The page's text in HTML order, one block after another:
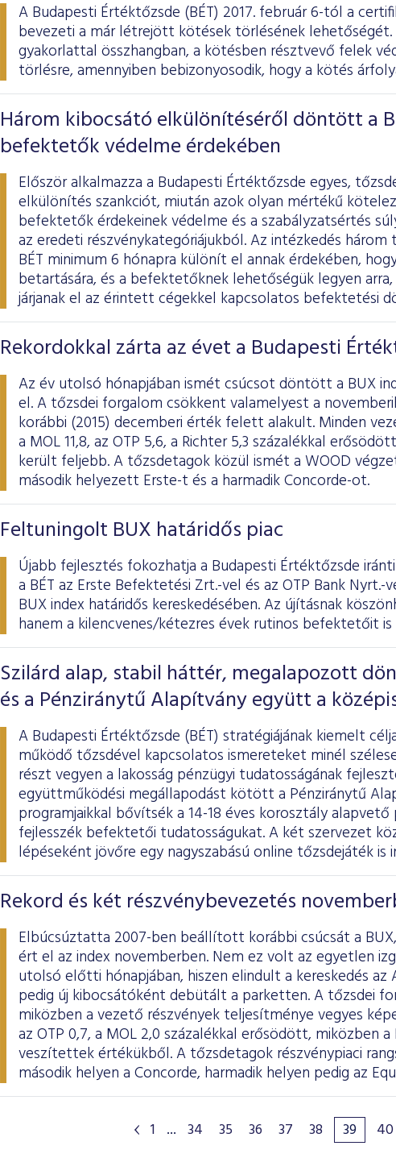
A Budapesti Értéktőzsde (BÉT) 2017. február 6-tól a
bevezeti a már létrejött kötések törlésének lehetőségét.
gyakorlattal összhangban, a kötésben résztvevő felek
törlésre, amennyiben bebizonyosodik, hogy a kötés
Három kibocsátó elkülönítéséről döntött a
befektetők védelme érdekében
Először alkalmazza a Budapesti Értéktőzsde egyes,
elkülönítés szankciót, miután azok olyan mértékű
befektetők érdekeinek védelme és a szabályzatsértés
az eredeti részvénykategóriájukból. Az intézkedés
BÉT minimum 6 hónapra különít el annak érdekében,
betartására, és a befektetőknek lehetőségük legyen
járjanak el az érintett cégekkel kapcsolatos befektetési
Rekordokkal zárta az évet a Budapesti
Az év utolsó hónapjában ismét csúcsot döntött a BUX
el. A tőzsdei forgalom csökkent valamelyest a
korábbi (2015) decemberi érték felett alakult. Minden
a MOL 11,8, az OTP 5,6, a Richter 5,3 százalékkal
került feljebb. A tőzsdetagok közül ismét a WOOD
második helyezett Erste-t és a harmadik Concorde-ot.
Feltuningolt BUX határidős piac
Újabb fejlesztés fokozhatja a Budapesti Értéktőzsde
a BÉT az Erste Befektetési Zrt.-vel és az OTP Bank
BUX index határidős kereskedésében. Az újításnak
hanem a kilencvenes/kétezres évek rutinos befektetőit
Szilárd alap, stabil háttér, megalapozott
és a Pénziránytű Alapítvány együtt a
A Budapesti Értéktőzsde (BÉT) stratégiájának kiemelt
működő tőzsdével kapcsolatos ismereteket minél
részt vegyen a lakosság pénzügyi tudatosságának
együttműködési megállapodást kötött a Pénziránytű
programjaikkal bővítsék a 14-18 éves korosztály
fejlesszék befektetői tudatosságukat. A két szervezet
lépéseként jövőre egy nagyszabású online tőzsdejáték is
Rekord és két részvénybevezetés
Elbúcsúztatta 2007-ben beállított korábbi csúcsát a
ért el az index novemberben. Nem ez volt az egyetlen
utolsó előtti hónapjában, hiszen elindult a kereskedés az
pedig új kibocsátóként debütált a parketten. A tőzsdei
miközben a vezető részvények teljesítménye vegyes
az OTP 0,7, a MOL 2,0 százalékkal erősödött, miközben
veszítettek értékükből. A tőzsdetagok részvénypiaci
második helyen a Concorde, harmadik helyen pedig az
1 ... 34 35 36 37 38 39 40